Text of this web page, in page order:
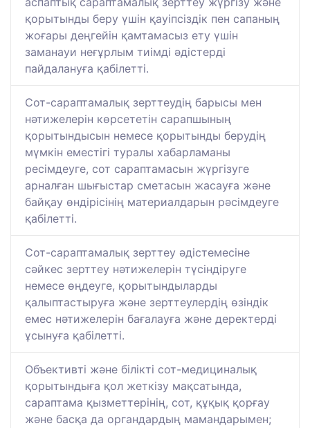
қорытынды беру үшін қауіпсіздік пен сапаның
жоғары деңгейін қамтамасыз ету үшін
заманауи неғұрлым тиімді әдістерді
пайдалануға қабілетті.
Сот-сараптамалық зерттеудің барысы мен
нәтижелерін көрсететін сарапшының
қорытындысын немесе қорытынды берудің
мүмкін еместігі туралы хабарламаны
ресімдеуге, сот сараптамасын жүргізуге
арналған шығыстар сметасын жасауға және
байқау өндірісінің материалдарын рәсімдеуге
қабілетті.
Сот-сараптамалық зерттеу әдістемесіне
сәйкес зерттеу нәтижелерін түсіндіруге
немесе өңдеуге, қорытындыларды
қалыптастыруға және зерттеулердің өзіндік
емес нәтижелерін бағалауға және деректерді
ұсынуға қабілетті.
Объективті және білікті сот-медициналық
қорытындыға қол жеткізу мақсатында,
сараптама қызметтерінің, сот, құқық қорғау
және басқа да органдардың мамандарымен;